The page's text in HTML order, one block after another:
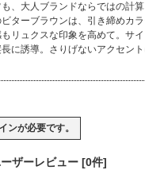
、大人ブランドならではの計
ターブラウンは、引き締めカ
リュクスな印象を高めて。サ
に誘導。さりげないアクセント
ンが必要です。
ザーレビュー [0件]